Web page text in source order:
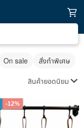
On sale สั่งทำพิเศษ
สินค้ายอดนิยม
-12%